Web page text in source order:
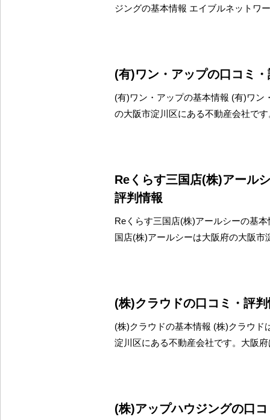
ジングの基本情報 エイブルネットワ
(有)ワン・アップの口コミ
(有)ワン・アップの基本情報 (有)ワン
の大阪市淀川区にある不動産会社で
Reくらす三国店(株)アール
評判情報
Reくらす三国店(株)アールシーの基
国店(株)アールシーは大阪府の大阪市
(株)クラウドの口コミ・評
(株)クラウドの基本情報 (株)クラウド
淀川区にある不動産会社です。大阪
(株)アップハウジングの口